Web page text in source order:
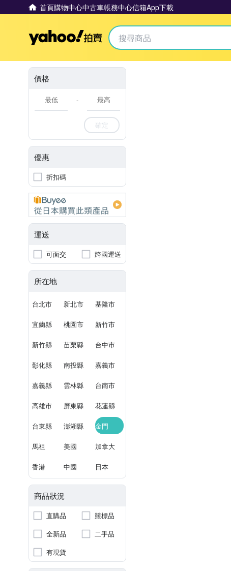
首頁購物中心中古車帳務中心信箱App下載
Yahoo拍賣
價格
-
確定
優惠
折扣碼
運送
可面交 跨國運送
所在地
台北市 新北市 基隆市
宜蘭縣 桃園市 新竹市
新竹縣 苗栗縣 台中市
彰化縣 南投縣 嘉義市
嘉義縣 雲林縣 台南市
高雄市 屏東縣 花蓮縣
台東縣 澎湖縣 金門
馬祖 美國 加拿大
香港 中國 日本
商品狀況
直購品
競標品
全新品
二手品
有現貨